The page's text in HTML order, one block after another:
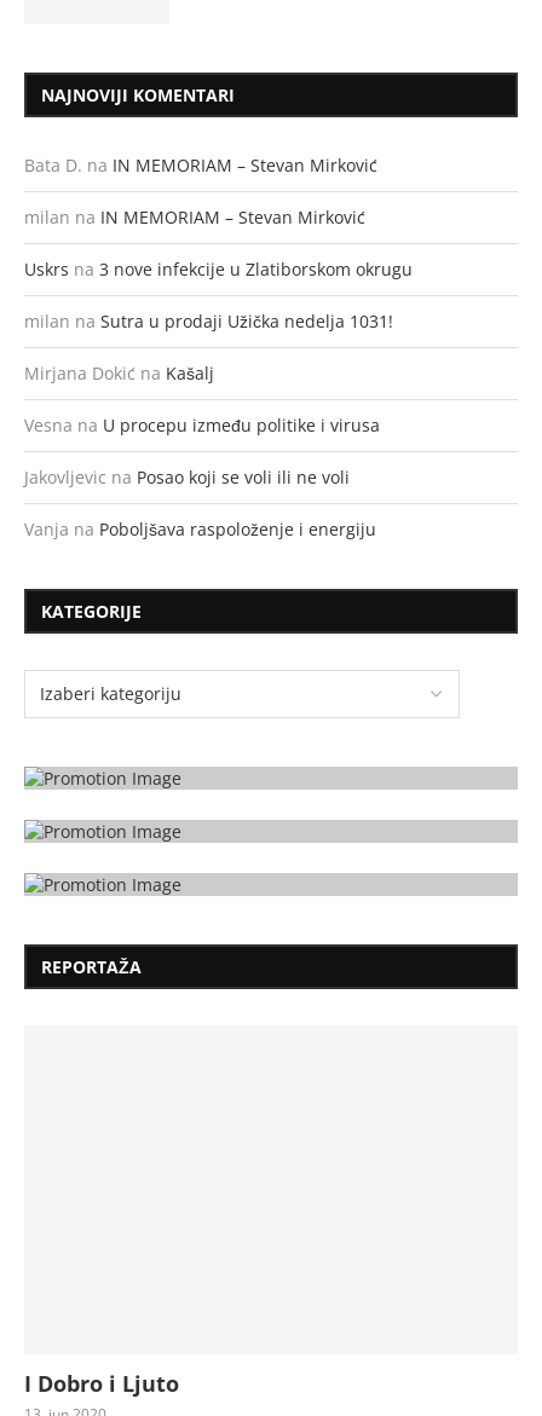
NAJNOVIJI KOMENTARI
Bata D. na IN MEMORIAM – Stevan Mirković
milan na IN MEMORIAM – Stevan Mirković
Uskrs na 3 nove infekcije u Zlatiborskom okrugu
milan na Sutra u prodaji Užička nedelja 1031!
Mirjana Dokić na Kašalj
Vesna na U procepu između politike i virusa
Jakovljevic na Posao koji se voli ili ne voli
Vanja na Poboljšava raspoloženje i energiju
KATEGORIJE
REPORTAŽA
I Dobro i Ljuto